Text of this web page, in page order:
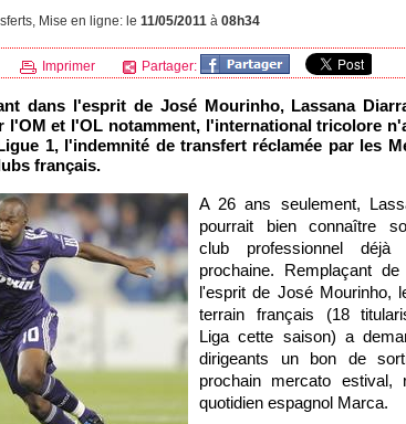
Mise en ligne: le 11/05/2011 à 08h34
Imprimer Partager:
dans l'esprit de José Mourinho, Lassana
l'OM et l'OL notamment, l'international tricolore
1, l'indemnité de transfert réclamée par les
français.
A 26 ans seulement,
pourrait bien connaître
club professionnel déjà
prochaine. Remplaçant
l'esprit de José Mourinho,
terrain français (18
Liga cette saison) a
dirigeants un bon de
prochain mercato estival,
quotidien espagnol Marca.